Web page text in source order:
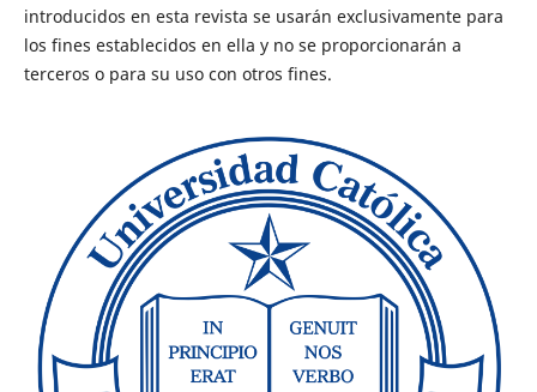
introducidos en esta revista se usarán exclusivamente para
los fines establecidos en ella y no se proporcionarán a
terceros o para su uso con otros fines.